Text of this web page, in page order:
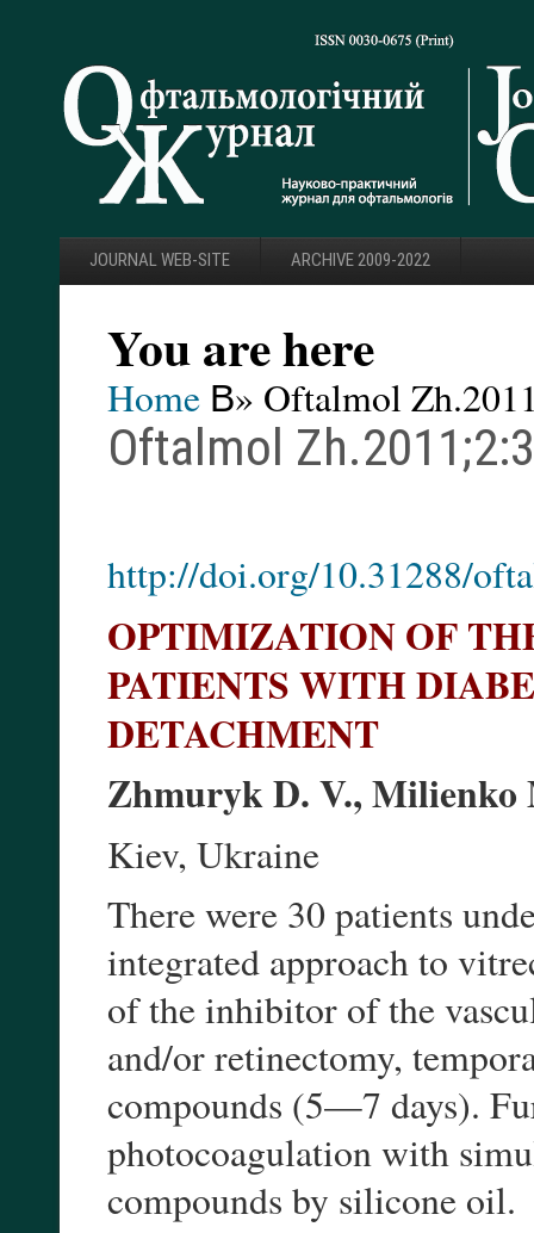
JOURNAL WEB-SITE ARCHIVE 2009-2022
You are here
Home В» Oftalmol
Oftalmol
http://doi.org/10.31288/
OPTIMIZATION OF
PATIENTS WITH
DETACHMENT
Zhmuryk D. V., Milienko
Kiev, Ukraine
There were 30 patients
integrated approach to
of the inhibitor of the
and/or retinectomy,
compounds (5—7 days).
photocoagulation with
compounds by silicone oil.